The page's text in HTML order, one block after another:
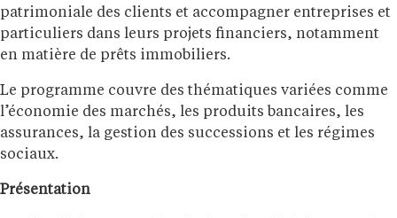
patrimoniale des clients et accompagner entreprises et
particuliers dans leurs projets financiers, notamment
en matière de prêts immobiliers.
Le programme couvre des thématiques variées comme
l’économie des marchés, les produits bancaires, les
assurances, la gestion des successions et les régimes
sociaux.
Présentation